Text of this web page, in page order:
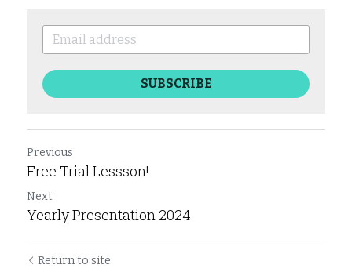
SUBSCRIBE
Previous
Free Trial Lessson!
Next
Yearly Presentation 2024
Return to site